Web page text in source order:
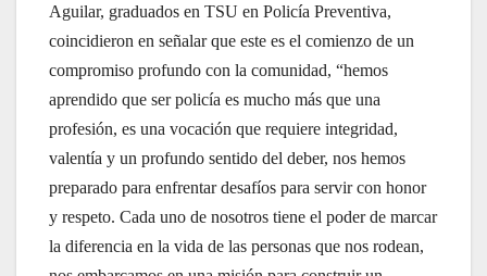
Aguilar, graduados en TSU en Policía Preventiva,
coincidieron en señalar que este es el comienzo de un
compromiso profundo con la comunidad, “hemos
aprendido que ser policía es mucho más que una
profesión, es una vocación que requiere integridad,
valentía y un profundo sentido del deber, nos hemos
preparado para enfrentar desafíos para servir con honor
y respeto. Cada uno de nosotros tiene el poder de marcar
la diferencia en la vida de las personas que nos rodean,